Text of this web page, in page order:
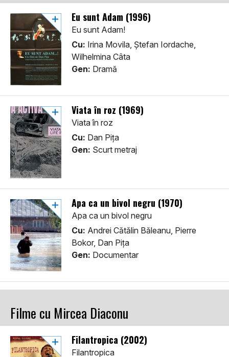
Eu sunt Adam (1996)
Eu sunt Adam!
Cu: Irina Movila, Ștefan Iordache,
Wilhelmina Câta
Gen: Dramă
Viata în roz (1969)
Viata în roz
Cu: Dan Pița
Gen: Scurt metraj
Apa ca un bivol negru (1970)
Apa ca un bivol negru
Cu: Andrei Cătălin Băleanu, Pierre
Bokor, Dan Pița
Gen: Documentar
Filme cu Mircea Diaconu
Filantropica (2002)
Filantropica